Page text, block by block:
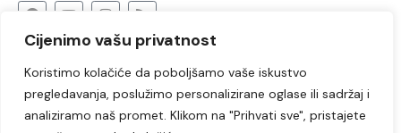
Cijenimo vašu privatnost
Koristimo kolačiće da poboljšamo vaše iskustvo
pregledavanja, poslužimo personalizirane oglase ili sadržaj i
analiziramo naš promet. Klikom na "Prihvati sve", pristajete
Lukavac Društvo Crna hronika
Sport
Kultura
Kolumne Slobodno vrijeme